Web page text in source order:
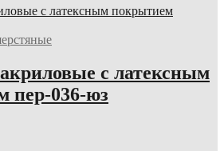
с латексным
пер-036-юз